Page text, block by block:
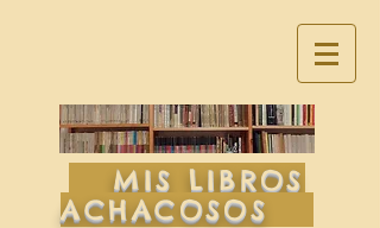
MIS LIBROS
ACHACOSOS